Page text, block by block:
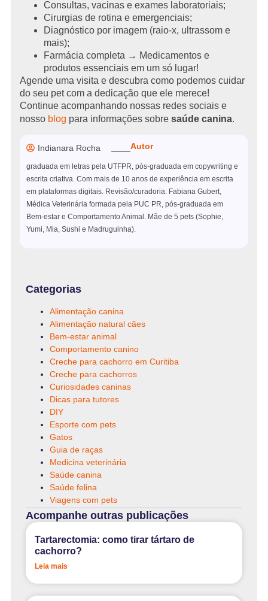
Consultas, vacinas e exames laboratoriais;
Cirurgias de rotina e emergenciais;
Diagnóstico por imagem (raio-x, ultrassom e
mais);
Farmácia completa → Medicamentos e
produtos essenciais em um só lugar!
Agende uma visita e descubra como podemos cuidar
do seu pet com a dedicação que ele merece!
Continue acompanhando nossas redes sociais e
nosso blog para informações sobre saúde canina.
Indianara Rocha Autor
graduada em letras pela UTFPR, pós-graduada em copywriting e
escrita criativa. Com mais de 10 anos de experiência em escrita
em plataformas digitais. Revisão/curadoria: Fabiana Gubert,
Médica Veterinária formada pela PUC PR, pós-graduada em
Bem-estar e Comportamento Animal. Mãe de 5 pets (Sophie,
Yumi, Mia, Sushi e Madruguinha).
Categorias
Alimentação canina
Alimentação natural cães
Bem-estar animal
Comportamento canino
Creche para cachorro em Curitiba
Creche para cachorros
Curiosidades caninas
Dicas para tutores
DIY
Esporte com pets
Gatos
Guia de raças
Medicina veterinária
Saúde canina
Saúde felina
Viagens com pets
Acompanhe outras publicações
Tartarectomia: como tirar tártaro de
cachorro?
Leia mais